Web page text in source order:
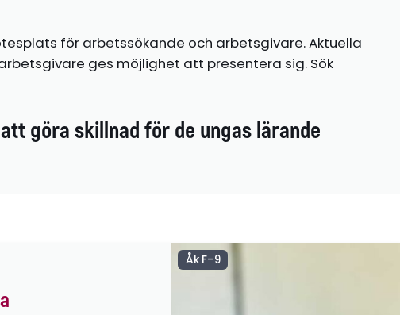
för arbetssökande och arbetsgivare. Aktuella
ges möjlighet att presentera sig. Sök
göra skillnad för de ungas lärande
Åk F–9